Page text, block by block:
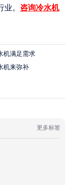
。 咨询冷水机
机满足需求
机来弥补
更多标签